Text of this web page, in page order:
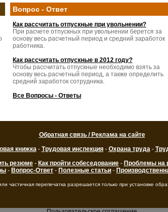
Вопрос - Ответ
Как рассчитать отпускные при увольнении?
При расчете отпускных при увольнении берется за
основу весь расчетный период и средний заработок
работника.
Как рассчитать отпускные в 2012 году?
Чтобы рассчитать отпускные необходимо взять за
основу весь расчетный период, а также определить
средний заработок сотрудника.
Все Вопросы - Ответы
Обратная связь / Реклама на сайте
книжка- Трудовая инспекция- Охрана труда-
резюме - Как пройти собеседование - Проблемы на
- Вопрос-Ответ - Полезные статьи -
перепечатка разрешается только при установке